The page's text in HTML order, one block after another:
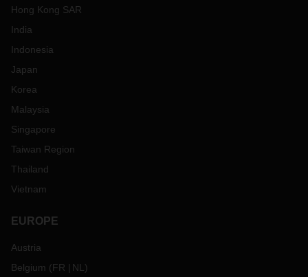
Hong Kong SAR
India
Indonesia
Japan
Korea
Malaysia
Singapore
Taiwan Region
Thailand
Vietnam
EUROPE
Austria
Belgium (FR NL )